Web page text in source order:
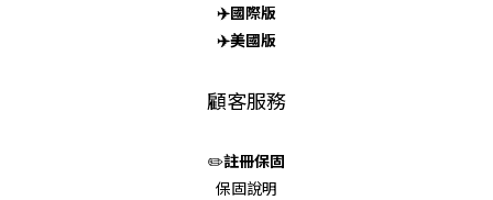
✈️國際版
✈️美國版
顧客服務
✏️註冊保固
保固說明